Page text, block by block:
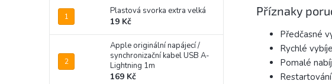
Plastová svorka extra velká
19 Kč
Apple originální napájecí /
synchronizační kabel USB A-
Lightning 1m
169 Kč
Příznaky
Předčasné
Rychlé
Pomalé